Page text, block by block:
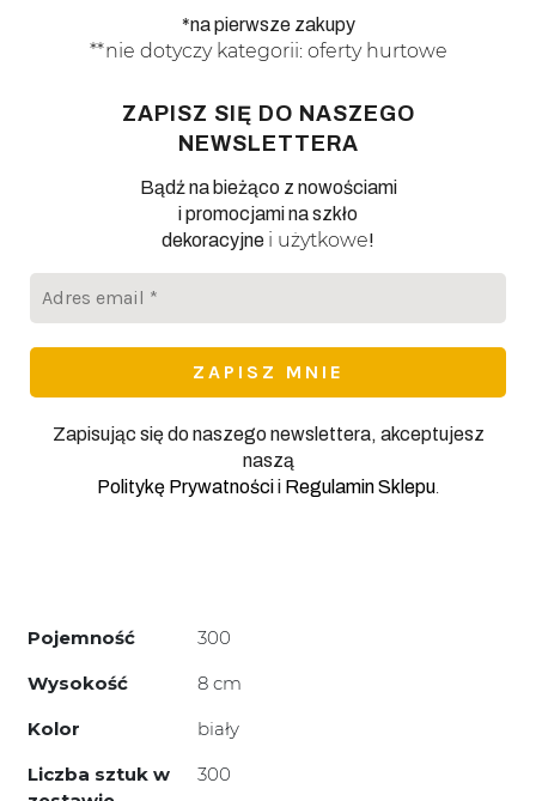
*na pierwsze zakupy
**nie dotyczy kategorii: oferty hurtowe
ZAPISZ SIĘ DO NASZEGO
NEWSLETTERA
Bądź na bieżąco z nowościami
i promocjami na szkło
dekoracyjne i użytkowe!
Zapisując się do naszego newslettera, akceptujesz
naszą
Politykę Prywatnościi Regulamin Sklepu
Pojemność
300
Wysokość
8 cm
Kolor
biały
Liczba sztuk w
300